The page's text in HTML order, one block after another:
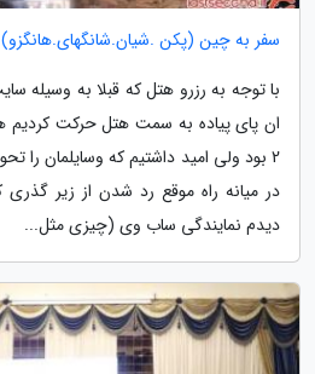
سفر به چین (پکن
با توجه به رزرو هتل که قبلا به وسیله
ان پای پیاده به سمت هتل حرکت
2 بود ولی امید داشتیم که وسایلمان
در میانه راه موقع رد شدن از زیر
دیدم نمایندگی ساب وی (چیزی مثل...